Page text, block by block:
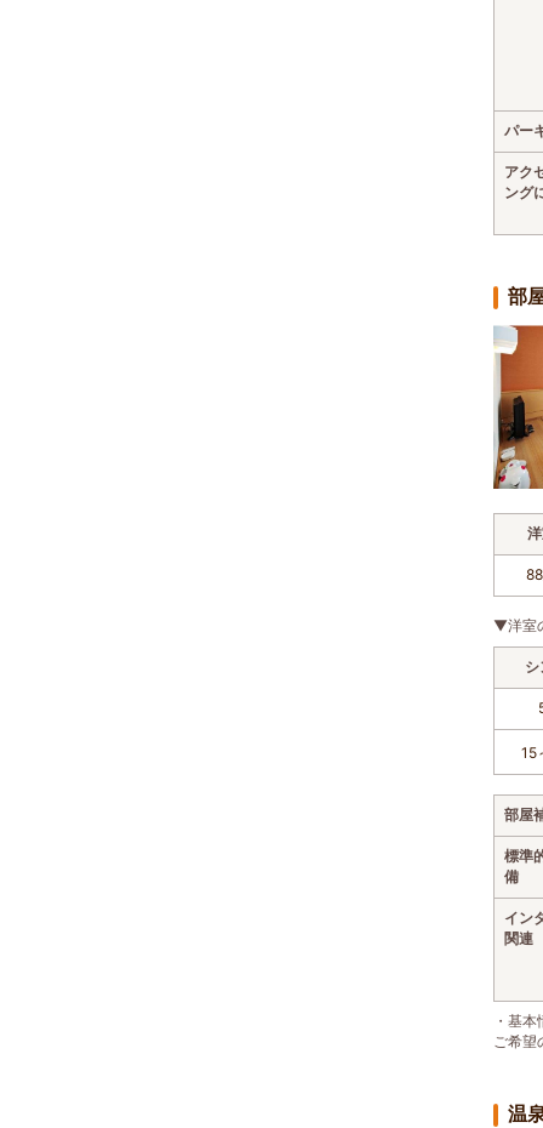
パー
アク
ング
部
▼洋室
シ
15
部屋
標準
備
イン
関連
・基
ご希望
温